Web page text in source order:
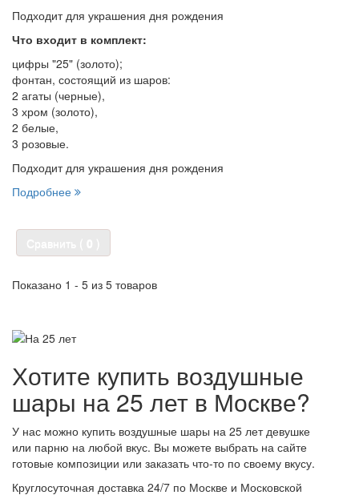
Подходит для украшения дня рождения
Что входит в комплект:
цифры "25" (золото);
фонтан, состоящий из шаров:
2 агаты (черные),
3 хром (золото),
2 белые,
3 розовые.
Подходит для украшения дня рождения
Подробнее
Показано 1 - 5 из 5 товаров
Хотите купить воздушные
шары на 25 лет в Москве?
У нас можно купить воздушные шары на 25 лет девушке
или парню на любой вкус. Вы можете выбрать на сайте
готовые композиции или заказать что-то по своему вкусу.
Круглосуточная доставка 24/7 по Москве и Московской